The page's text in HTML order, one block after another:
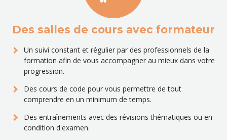
Des salles de cours avec formateur
Un suivi constant et régulier par des professionnels de la
formation afin de vous accompagner au mieux dans votre
progression.
Des cours de code pour vous permettre de tout
comprendre en un minimum de temps.
Des entraînements avec des révisions thématiques ou en
condition d'examen.